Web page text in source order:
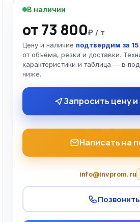
В наличии
от 73 800₽ / т
Цену и наличие подтвердим за
от объёма, резки и доставки.
характеристики и таблица — в
ниже.
Запросить цену и
Написать на
info@invprom.ru
Позвонить